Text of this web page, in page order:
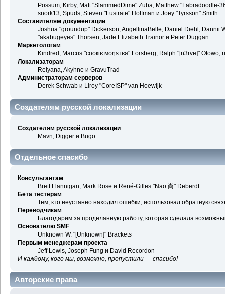
Possum, Kirby, Matt "SlammedDime" Zuba, Matthew "Labradoodle-
snork13, Spuds, Steven "Fustrate" Hoffman и Joey "Tyrsson" Smith
Составителям документации
Joshua "groundup" Dickerson, AngellinaBelle, Daniel Diehl, Dannii
"akabugeyes" Thorsen, Jade Elizabeth Trainor и Peter Duggan
Маркетологам
Kindred, Marcus "cσσкιє мσηѕтєя" Forsberg, Ralph "[n3rve]" Otowo,
Локализаторам
Relyana, Akyhne и GravuTrad
Администраторам серверов
Derek Schwab и Liroy "CoreISP" van Hoewijk
Создателям русской локализации
Создателям русской локализации
Mavn, Digger и Bugo
Отдельное спасибо
Консультантам
Brett Flannigan, Mark Rose и René-Gilles "Nao 尚" Deberdt
Бета тестерам
Тем, кто неустанно находил ошибки, использовал обратную
Переводчикам
Благодарим за проделанную работу, которая сделала
Основателю SMF
Unknown W. "[Unknown]" Brackets
Первым менеджерам проекта
Jeff Lewis, Joseph Fung и David Recordon
И каждому, кого мы, возможно, пропустили — спасибо!
Авторские права